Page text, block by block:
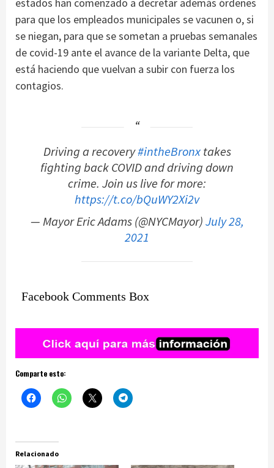
para que los empleados municipales se vacunen o, si
se niegan, para que se sometan a pruebas semanales
de covid-19 ante el avance de la variante Delta, que
está haciendo que vuelvan a subir con fuerza los
contagios.
Driving a recovery#intheBronxtakes
fighting back COVID and driving down
crime. Join us live for more:
https://t.co/bQuWY2Xi2v
— Mayor Eric Adams (@NYCMayor)July 28,
2021
Facebook Comments Box
Comparte esto:
Relacionado